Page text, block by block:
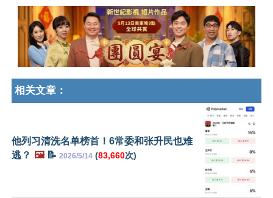
相关文章：
他列习清洗名单榜首！6常委和张升民也难
逃？ 🖼️📝 2026/5/14 (83,660次)